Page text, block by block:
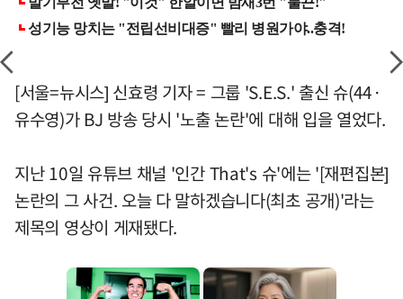
[서울=뉴시스] 신효령 기자 = 그룹 'S.E.S.' 출신 슈(44·
유수영)가 BJ 방송 당시 '노출 논란'에 대해 입을 열었다.
지난 10일 유튜브 채널 '인간 That's 슈'에는 '[재편집본]
논란의 그 사건. 오늘 다 말하겠습니다(최초 공개)'라는
제목의 영상이 게재됐다.